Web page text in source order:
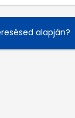
alapján?